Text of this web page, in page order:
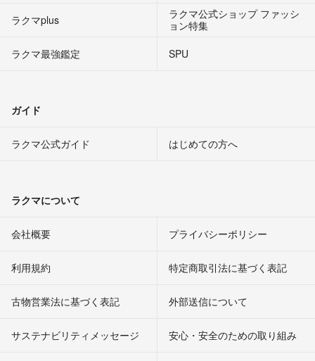
ラクマplus
ラクマ公式ショップ ファッシ
ョン特集
ラクマ最強鑑定
SPU
ガイド
ラクマ公式ガイド はじめての方へ
ラクマについて
会社概要 プライバシーポリシー
利用規約 特定商取引法に基づく表記
古物営業法に基づく表記 外部送信について
サステナビリティメッセージ 安心・安全のための取り組み